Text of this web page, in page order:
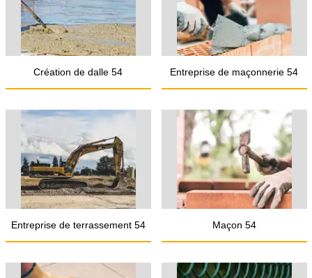
Création de dalle 54 Entreprise de maçonnerie 54
Entreprise de terrassement 54 Maçon 54